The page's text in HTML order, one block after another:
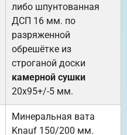
либо шпунтованная
ДСП 16 мм. по
разряженной
обрешётке из
строганой доски
камерной сушки
20х95+/-5 мм.
Минеральная вата
Knauf 150/200 мм.